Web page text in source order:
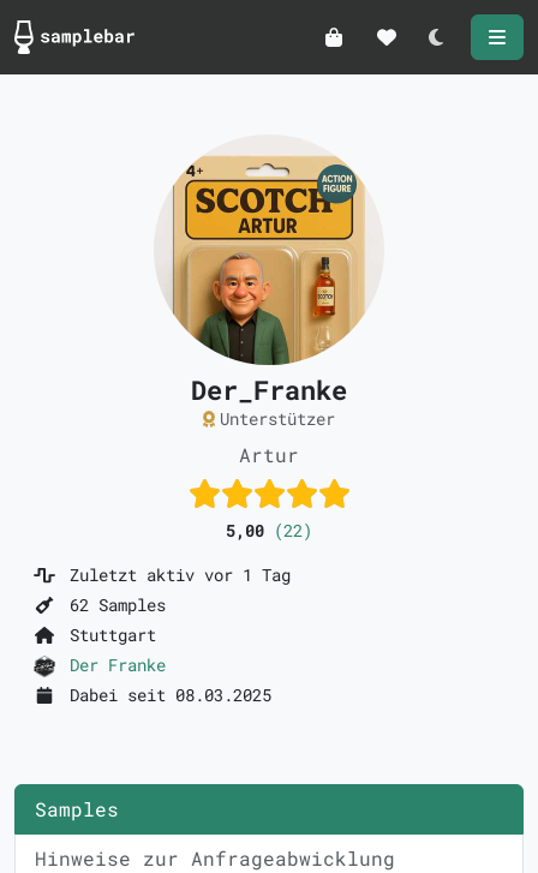
Darkmode
Der_Franke
Unterstützer
Artur
5,00 (22)
Zuletzt aktiv vor 1 Tag
62 Samples
Stuttgart
Der Franke
Dabei seit 08.03.2025
Samples
Hinweise zur Anfrageabwicklung